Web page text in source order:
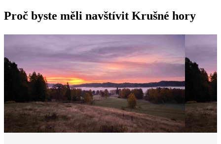
Proč byste měli navštívit Krušné hory